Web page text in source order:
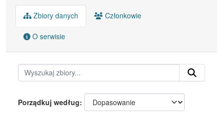
Zbiory danych Członkowie
O serwisie
Porządkuj według